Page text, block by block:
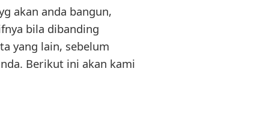
akan anda bangun,
bila dibanding
yang lain, sebelum
Berikut ini akan kami